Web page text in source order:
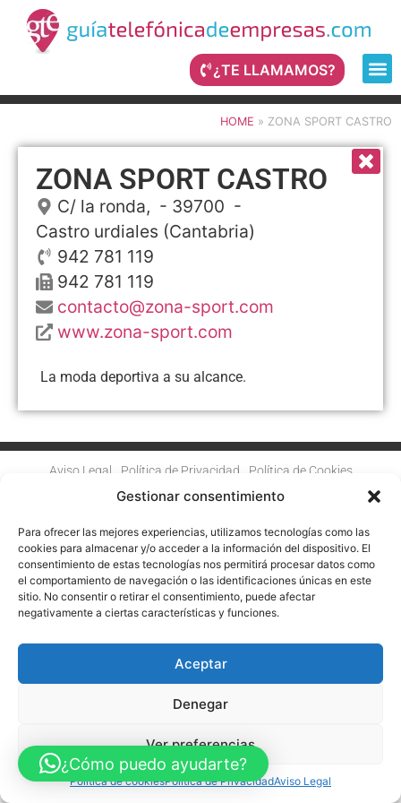
Gestionar consentimiento
Para ofrecer las mejores experiencias, utilizamos tecnologías como las
cookies para almacenar y/o acceder a la información del dispositivo. El
consentimiento de estas tecnologías nos permitirá procesar datos como
el comportamiento de navegación o las identificaciones únicas en este
sitio. No consentir o retirar el consentimiento, puede afectar
negativamente a ciertas características y funciones.
Aceptar
Denegar
Ver preferencias
Política de cookiesPolítica de PrivacidadAviso Legal
¿TE LLAMAMOS?
HOME » ZONA SPORT CASTRO
ZONA SPORT CASTRO
C/ la ronda, - 39700 -
Castro urdiales (Cantabria)
942 781 119
942 781 119
contacto@zona-sport.com
www.zona-sport.com
La moda deportiva a su alcance.
Aviso Legal Política de Privacidad
Política de Cookies
Accesibilidad Mapa web
MECANISMO DE RECUPERACIÓN Y RESILENCIA
© Guia Telefónica de Empresas – Todos los derechos reservados.
¿Cómo puedo ayudarte?